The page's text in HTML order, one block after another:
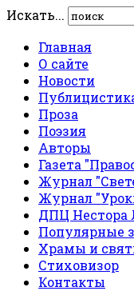
Искать...
Главная
О сайте
Новости
Проза
Поэзия
Авторы
Газета
Журнал
Журнал
ДПЦ Нестора
Популярные
Храмы и
Стиховизор
Контакты